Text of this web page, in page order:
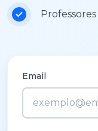
Email